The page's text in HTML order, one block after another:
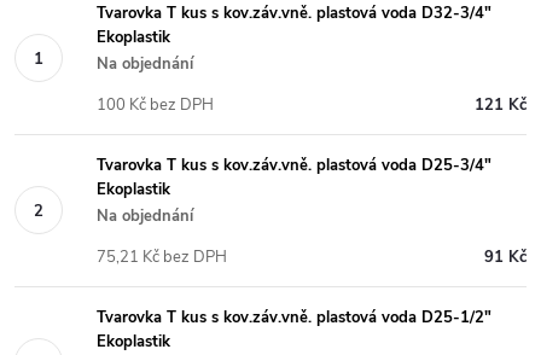
Tvarovka T kus s kov.záv.vně. plastová voda D32-3/4"
Ekoplastik
Na objednání
121 Kč
100 Kč bez DPH
Tvarovka T kus s kov.záv.vně. plastová voda D25-3/4"
Ekoplastik
Na objednání
91 Kč
75,21 Kč bez DPH
Tvarovka T kus s kov.záv.vně. plastová voda D25-1/2"
Ekoplastik